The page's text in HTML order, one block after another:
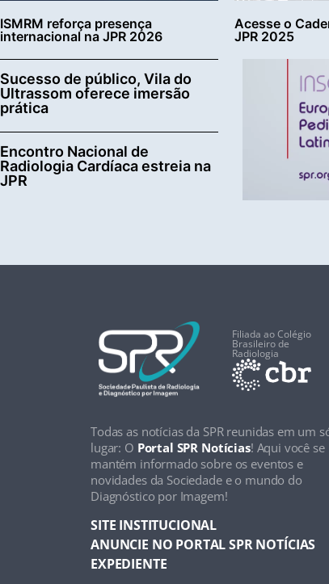
ISMRM reforça presença
internacional na JPR 2026
Acesse o
JPR 2025
Sucesso de público, Vila do
Ultrassom oferece imersão
prática
Encontro Nacional de
Radiologia Cardíaca estreia na
JPR
Filiada ao Colégio
Brasileiro de
Radiologia
Todas as notícias da SPR reunidas em um
lugar: O Portal SPR Notícias! Aqui você se
mantém informado sobre os eventos e
novidades da Sociedade e o mundo do
Diagnóstico por Imagem!
SITE INSTITUCIONAL
ANUNCIE NO PORTAL SPR NOTÍCIAS
EXPEDIENTE